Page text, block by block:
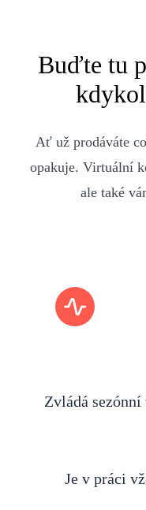
Buďte tu
Ať už prodáváte
opakuje. Virtuální
ale také
Zvládá
Je v práci